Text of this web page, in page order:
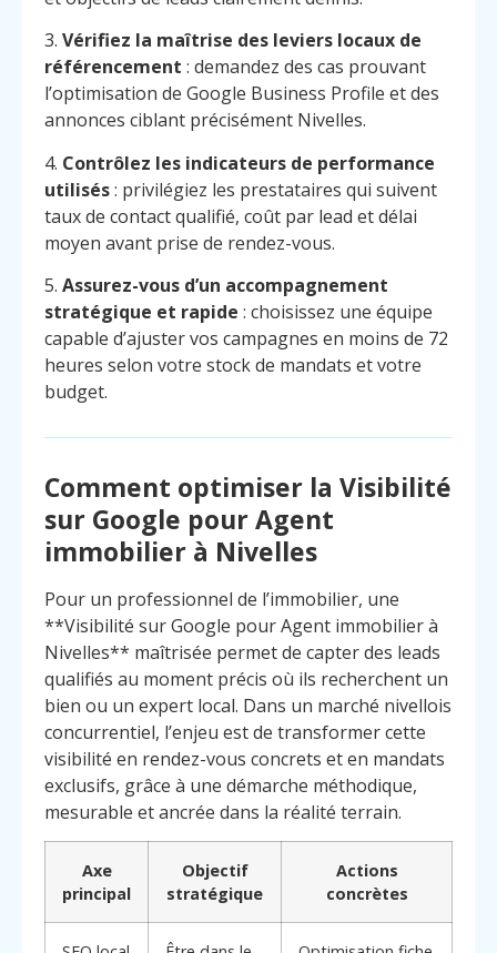
Contact
Appelez
3. Vérifiez la maîtrise des leviers locaux de
référencement : demandez des cas prouvant
l’optimisation de Google Business Profile et des
annonces ciblant précisément Nivelles.
4. Contrôlez les indicateurs de performance
utilisés: privilégiez les prestataires qui suivent
taux de contact qualifié, coût par lead et délai
moyen avant prise de rendez-vous.
5. Assurez-vous d’un accompagnement
stratégique et rapide : choisissez une équipe
capable d’ajuster vos campagnes en moins de 72
heures selon votre stock de mandats et votre
budget.
Comment optimiser la Visibilité
sur Google pour Agent
immobilier à Nivelles
Pour un professionnel de l’immobilier, une
**Visibilité sur Google pour Agent immobilier à
Nivelles** maîtrisée permet de capter des leads
qualifiés au moment précis où ils recherchent un
bien ou un expert local. Dans un marché nivellois
concurrentiel, l’enjeu est de transformer cette
visibilité en rendez-vous concrets et en mandats
exclusifs, grâce à une démarche méthodique,
mesurable et ancrée dans la réalité terrain.
Axe
principal
Objectif
stratégique
Actions
concrètes